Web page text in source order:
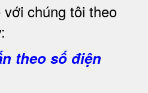
chúng tôi theo
theo số điện